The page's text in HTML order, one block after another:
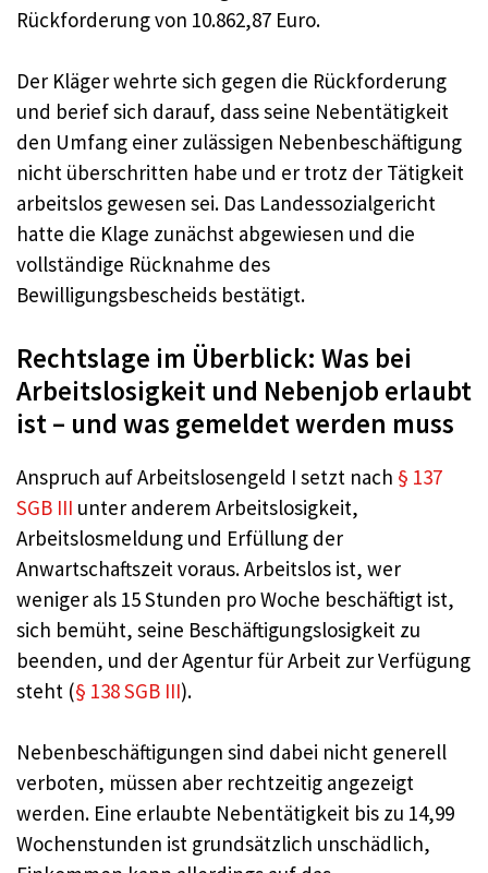
Rückforderung von 10.862,87 Euro.
Der Kläger wehrte sich gegen die Rückforderung
und berief sich darauf, dass seine Nebentätigkeit
den Umfang einer zulässigen Nebenbeschäftigung
nicht überschritten habe und er trotz der Tätigkeit
arbeitslos gewesen sei. Das Landessozialgericht
hatte die Klage zunächst abgewiesen und die
vollständige Rücknahme des
Bewilligungsbescheids bestätigt.
Rechtslage im Überblick: Was bei
Arbeitslosigkeit und Nebenjob erlaubt
ist – und was gemeldet werden muss
Anspruch auf Arbeitslosengeld I setzt nach § 137
SGB III unter anderem Arbeitslosigkeit,
Arbeitslosmeldung und Erfüllung der
Anwartschaftszeit voraus. Arbeitslos ist, wer
weniger als 15 Stunden pro Woche beschäftigt ist,
sich bemüht, seine Beschäftigungslosigkeit zu
beenden, und der Agentur für Arbeit zur Verfügung
steht (§ 138 SGB III).
Nebenbeschäftigungen sind dabei nicht generell
verboten, müssen aber rechtzeitig angezeigt
werden. Eine erlaubte Nebentätigkeit bis zu 14,99
Wochenstunden ist grundsätzlich unschädlich,